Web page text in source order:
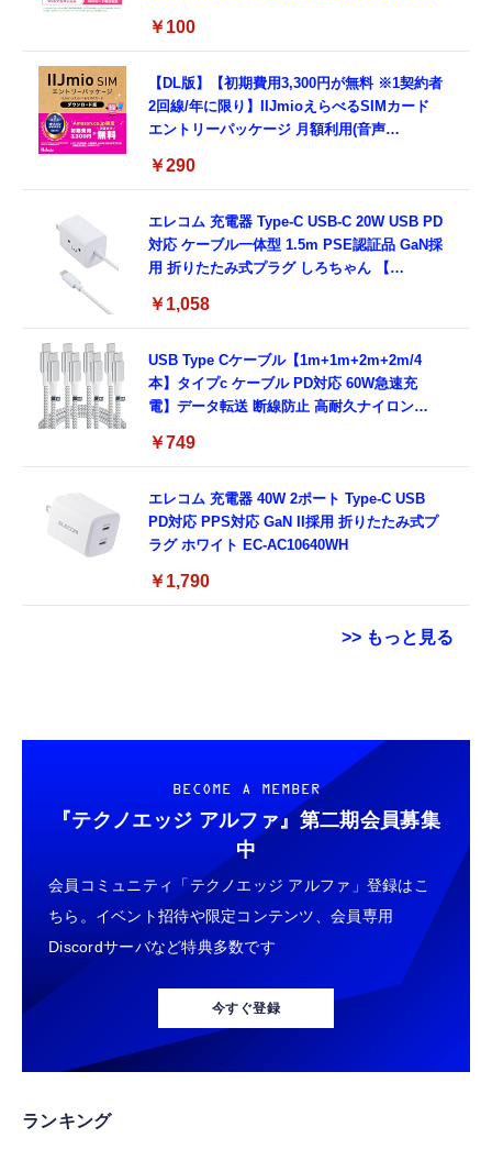
￥100
【DL版】【初期費用3,300円が無料 ※1契約者
2回線/年に限り】IIJmioえらべるSIMカード
エントリーパッケージ 月額利用(音声
プリペイド)[ドコモ回線]IM-B327
￥290
エレコム 充電器 Type-C USB-C 20W USB PD
対応 ケーブル一体型 1.5m PSE認証品 GaN採
用 折りたたみ式プラグ しろちゃん 【
￥1,058
USB Type Cケーブル【1m+1m+2m+2m/4
本】タイプc ケーブル PD対応 60W急速充
電】データ転送 断線防止 高耐久ナイロン
MacBook、iPad Pro/Air、Galaxy、Sony、
￥749
エレコム 充電器 40W 2ポート Type-C USB
PD対応 PPS対応 GaN II採用 折りたたみ式プ
ラグ ホワイト EC-AC10640WH
￥1,790
>> もっと見る
￥949
タイプc 寝ホンイヤホン 寝ホン type-c 有線
睡眠用イヤホン 【音質強化バージョン
iPhone 15/16/17対応】横向きに寝ると耳が圧
迫されない ソフトシリコンで柔らかい 超軽量
超小型 外部ノイズ遮断 音質良い リモコン マ
イク付き 安眠 仕事 勉強 通勤通学最適（黑-
￥2,199
Lightning to 3.5mm イヤホンジャック 変換
MFi認証 【ハイレゾ音質】 内蔵DAC 遅延な
し 48ビット/96KHz 音量調節対応
電】データ転送 断線防止 高耐久ナイロン
iPhone 17/iPhone 16 /iPhone 15 /
MacBook、iPad Pro/Air、Galaxy、Sony、
Pixel Type C機種対応
￥749
ネックストラップ 携帯扇風機 首掛けストラッ
プ ハンディファン ストラップ 吊下げひも 首
掛け 長さ調節可能 (ホワイト 螺旋状)
￥999
エレコム 充電器 40W 2ポート Type-C USB
PD対応 PPS対応 GaN II採用 折りたたみ式プ
ラグ ホワイト EC-AC10640WH
用 折りたたみ式プラグ しろちゃん 【
iPhone16 15 等対応】 EC-AC6920WF
￥1,058
エレコム 充電器 Type-C USB-C 20W USB PD
対応 1ポート PSE認証品 GaN採用 折りたた
み式プラグ ホワイト 【 iPhone16 15 等対
応】 EC-AC6820WH
￥790
エレコム 充電器 45W 2ポート Type-C USB-A
USB PD対応 PPS対応 GaN II採用 折りたた
み式プラグ ホワイト EC-AC11045WH
BECOME A MEMBER
『テクノエッジ アルファ』 第二期会員募集
中
会員コミュニティ「テクノエッジ アルファ」登録はこ
ちら。イベント招待や限定コンテンツ、会員専用
Discordサーバなど特典多数です
今すぐ登録
ランキング